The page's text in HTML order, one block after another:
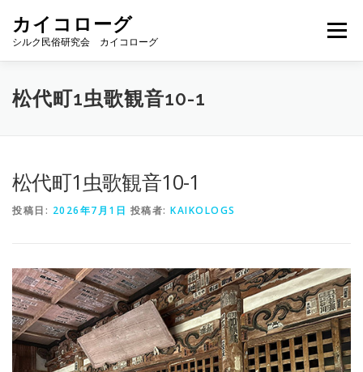
カイコローグ
シルク民俗研究会 カイコローグ
メニュー
カイコローグの歩み 資料館図書
松代町1虫歌観音10-1
松代町1虫歌観音10-1
投稿日: 2026年7月1日 投稿者: KAIKOLOGS